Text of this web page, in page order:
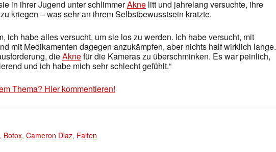
in ihrer Jugend unter schlimmerAkne litt und jahrelang versuchte, ihre
kriegen – was sehr an ihrem Selbstbewusstsein kratzte.
ich habe alles versucht, um sie los zu werden. Ich habe versucht, mit
mit Medikamenten dagegen anzukämpfen, aber nichts half wirklich lange.
dieAknefür die Kameras zu überschminken. Es war peinlich,
und ich habe mich sehr schlecht gefühlt.“
Thema? Hier kommentieren!
, Botox, Cameron Diaz, Falten